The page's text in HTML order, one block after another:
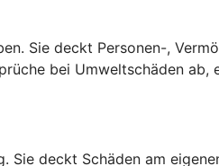
Sie deckt Personen-,
bei Umweltschäden
deckt Schäden am